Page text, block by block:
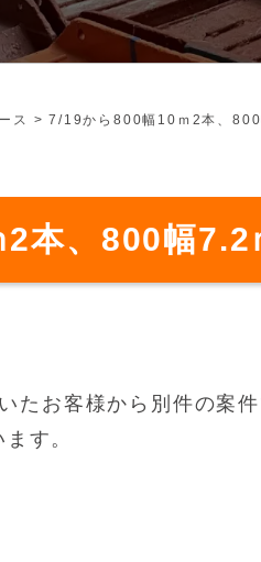
ス >7/19から800幅10ｍ2本、800
本、800幅7.2
たお客様から別件の案
す。